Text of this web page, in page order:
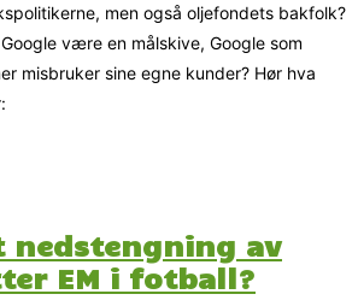
men også oljefondets bakfolk?
være en målskive, Google som
misbruker sine egne kunder? Hør hva
nedstengning av
EM i fotball?